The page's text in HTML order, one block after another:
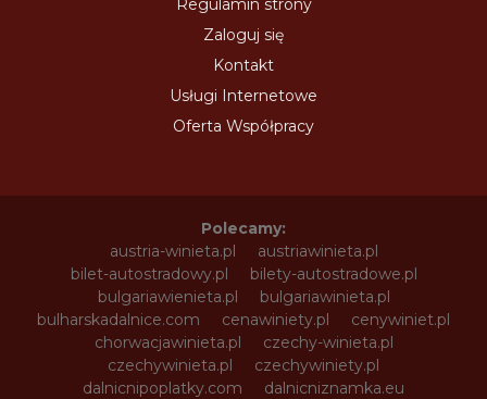
Regulamin strony
Zaloguj się
Kontakt
Usługi Internetowe
Oferta Współpracy
Polecamy:
austria-winieta.pl
austriawinieta.pl
bilet-autostradowy.pl
bilety-autostradowe.pl
bulgariawienieta.pl
bulgariawinieta.pl
bulharskadalnice.com
cenawiniety.pl
cenywiniet.pl
chorwacjawinieta.pl
czechy-winieta.pl
czechywinieta.pl
czechywiniety.pl
dalnicnipoplatky.com
dalnicniznamka.eu